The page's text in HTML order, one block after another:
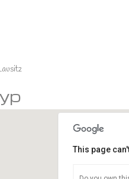
This page